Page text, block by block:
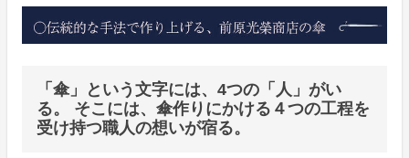
「傘」という文字には、4つの「人」がい
る。 そこには、傘作りにかける４つの工程を
受け持つ職人の想いが宿る。